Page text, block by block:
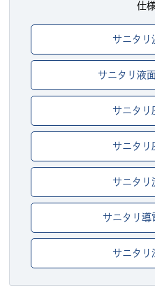
仕
サニタリ
サニタリ液
サニタリ
サニタリ
サニタリ
サニタリ導
サニタリ